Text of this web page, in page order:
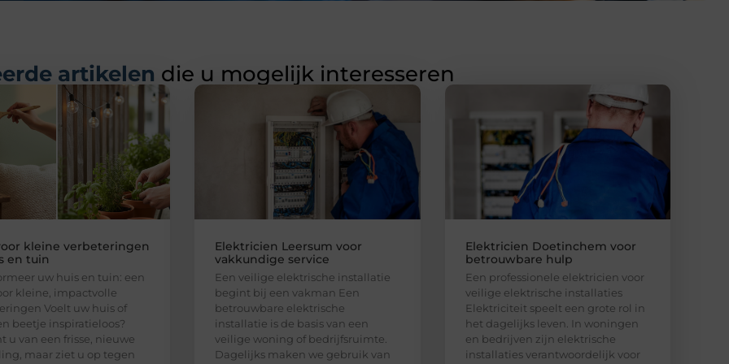
artikelen die u mogelijk interesseren
kleine verbeteringen
en tuin
uw huis en tuin: een
kleine, impactvolle
Voelt uw huis of
beetje inspiratieloos?
u van een frisse, nieuwe
maar ziet u op tegen
Elektricien Leersum voor
vakkundige service
Een veilige elektrische installatie
begint bij een vakman Een
betrouwbare elektrische
installatie is de basis van een
veilige woning of bedrijfsruimte.
Dagelijks maken we gebruik van
Elektricien Doetinchem voor
betrouwbare hulp
Een professionele elektricien voor
veilige elektrische installaties
Elektriciteit speelt een grote rol in
het dagelijks leven. In woningen
en bedrijven zijn elektrische
installaties verantwoordelijk voor